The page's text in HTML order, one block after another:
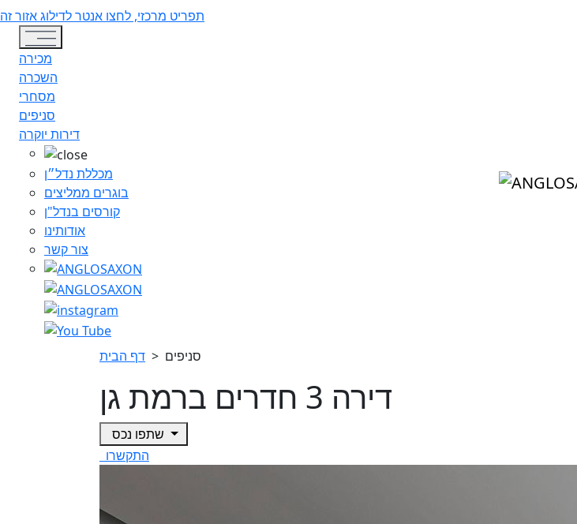
תפריט מרכזי, לחצו אנטר לדילוג אזור זה
Toggle navigation
מכירה
השכרה
מסחרי
סניפים
דירות יוקרה
מכללת נדל״ן
בוגרים ממליצים
קורסים בנדל"ן
אודותינו
צור קשר
דף הבית > סניפים
דירה 3 חדרים ברמת גן
התקשרו